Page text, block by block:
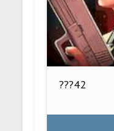
???42